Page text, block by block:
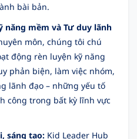
bài bản.
năng mềm và Tư duy lãnh
môn, chúng tôi chú
động rèn luyện kỹ năng
phản biện, làm việc nhóm,
lãnh đạo – những yếu tố
công trong bất kỳ lĩnh vực
sáng tạo: Kid Leader Hub